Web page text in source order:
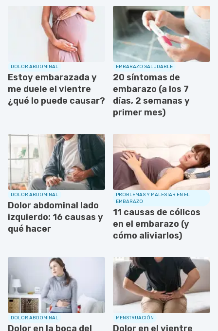
DOLOR ABDOMINAL
Estoy embarazada y
me duele el vientre
¿qué lo puede causar?
EMBARAZO SALUDABLE
20 síntomas de
embarazo (a los 7
días, 2 semanas y
primer mes)
DOLOR ABDOMINAL
Dolor abdominal lado
izquierdo: 16 causas y
qué hacer
PROBLEMAS Y MALESTAR EN EL
EMBARAZO
11 causas de cólicos
en el embarazo (y
cómo aliviarlos)
DOLOR ABDOMINAL
Dolor en la boca del
MENSTRUACIÓN
Dolor en el vientre